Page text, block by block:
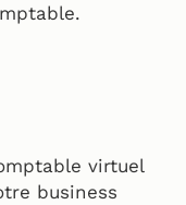
virtuel
business